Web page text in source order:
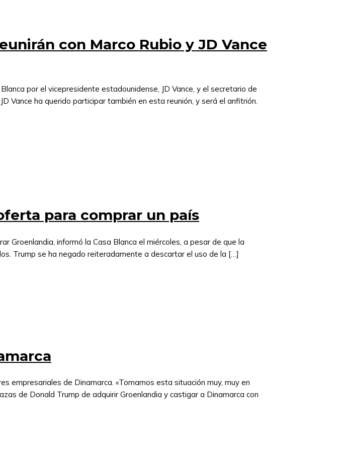
con Marco Rubio y JD Vance
por el vicepresidente estadounidense, JD Vance, y el secretario de
Vance ha querido participar también en esta reunión, y será el anfitrión.
para comprar un país
Groenlandia, informó la Casa Blanca el miércoles, a pesar de que la
Trump se ha negado reiteradamente a descartar el uso de la […]
empresariales de Dinamarca. «Tomamos esta situación muy, muy en
de Donald Trump de adquirir Groenlandia y castigar a Dinamarca con